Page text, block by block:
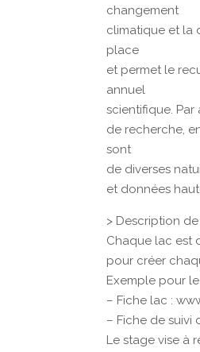
changement
climatique et la
place
et permet le
annuel
scientifique.
de recherche,
sont
de diverses
et données
> Description de
Chaque lac est
pour créer
Exemple pour
– Fiche lac :
– Fiche de suivi
Le stage vise à